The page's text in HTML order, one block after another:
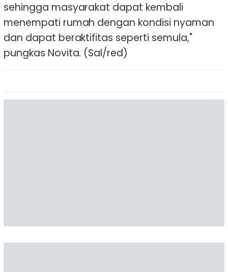
sehingga masyarakat dapat kembali
menempati rumah dengan kondisi nyaman
dan dapat beraktifitas seperti semula,"
pungkas Novita. (Sal/red)